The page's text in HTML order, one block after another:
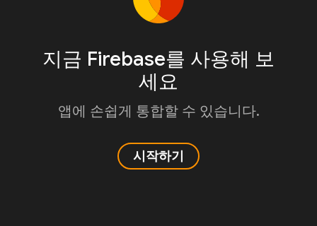
지금 Firebase를 사용해 보
세요
앱에 손쉽게 통합할 수 있습니다.
시작하기